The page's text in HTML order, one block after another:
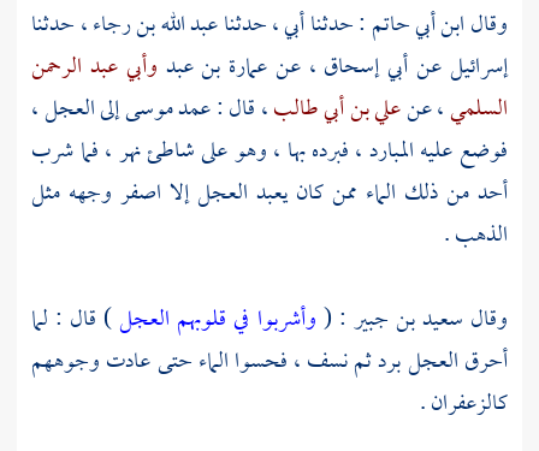
وقالابن أبي حاتم : حدثنا أبي ، حدثناعبد الله بن رجاء، حدثنا
إسرائيلعنأبي إسحاق ، عنعمارة بن عبد وأبي عبد الرحمن
السلمي، عنعلي بن أبي طالب، قال : عمدموسىإلى العجل ،
فوضع عليه المبارد ، فبرده بها ، وهو على شاطئ نهر ، فما شرب
أحد من ذلك الماء ممن كان يعبد العجل إلا اصفر وجهه مثل
الذهب .
وقال سعيد بن جبير : (وأشربوا في قلوبهم العجل) قال : لما
أحرق العجل برد ثم نسف ، فحسوا الماء حتى عادت وجوههم
كالزعفران .